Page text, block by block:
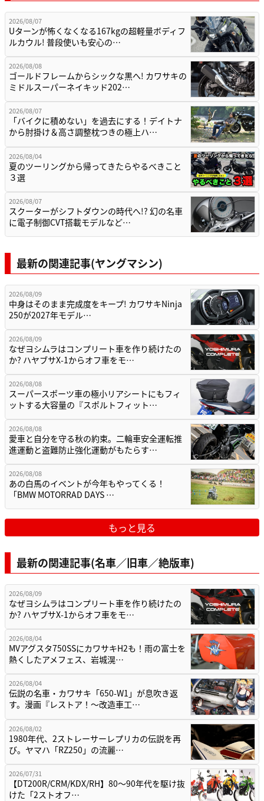
2026/08/07
Uターンが怖くなくなる167kgの超軽量ボディフ
ルカウル! 普段使いも安心の…
2026/08/08
ゴールドフレームからシックな黒へ! カワサキの
ミドルスーパーネイキッド202…
2026/08/07
「バイクに積めない」を過去にする！デイトナ
から肘掛け＆高さ調整枕つきの極上ハ…
2026/08/04
夏のツーリングから帰ってきたらやるべきこと
３選
2026/08/07
スクーターがシフトダウンの時代へ!? 幻の名車
に電子制御CVT搭載モデルなど…
最新の関連記事(ヤングマシン)
2026/08/09
中身はそのまま完成度をキープ! カワサキNinja
250が2027年モデル…
2026/08/09
なぜヨシムラはコンプリート車を作り続けたの
か? ハヤブサX-1からオフ車をモ…
2026/08/08
スーパースポーツ車の極小リアシートにもフィ
ットする大容量の『スポルトフィット…
2026/08/08
愛車と自分を守る秋の約束。二輪車安全運転推
進運動と盗難防止強化運動がもたらす…
2026/08/08
あの白馬のイベントが今年もやってくる！
「BMW MOTORRAD DAYS …
もっと見る
最新の関連記事(名車／旧車／絶版車)
2026/08/09
なぜヨシムラはコンプリート車を作り続けたの
か? ハヤブサX-1からオフ車をモ…
2026/08/04
MVアグスタ750SSにカワサキH2も！雨の富士を
熱くしたアメフェス、岩城滉…
2026/08/04
伝説の名車・カワサキ「650-W1」が息吹き返
す。漫画『レストア！～改造車工…
2026/08/02
1980年代、2ストレーサーレプリカの伝説を再
び。ヤマハ「RZ250」の流麗…
2026/07/31
【DT200R/CRM/KDX/RH】80〜90年代を駆け抜
けた「2ストオフ…